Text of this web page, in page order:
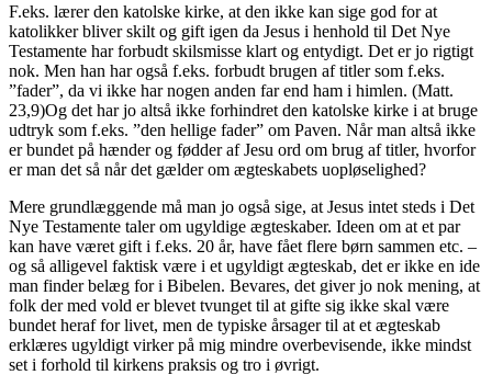
F.eks. lærer den katolske kirke, at den ikke kan sige god for at
katolikker bliver skilt og gift igen da Jesus i henhold til Det Nye
Testamente har forbudt skilsmisse klart og entydigt. Det er jo rigtigt
nok. Men han har også f.eks. forbudt brugen af titler som f.eks.
”fader”, da vi ikke har nogen anden far end ham i himlen. (Matt.
23,9)Og det har jo altså ikke forhindret den katolske kirke i at bruge
udtryk som f.eks. ”den hellige fader” om Paven. Når man altså ikke
er bundet på hænder og fødder af Jesu ord om brug af titler, hvorfor
er man det så når det gælder om ægteskabets uopløselighed?
Mere grundlæggende må man jo også sige, at Jesus intet steds i Det
Nye Testamente taler om ugyldige ægteskaber. Ideen om at et par
kan have været gift i f.eks. 20 år, have fået flere børn sammen etc. –
og så alligevel faktisk være i et ugyldigt ægteskab, det er ikke en ide
man finder belæg for i Bibelen. Bevares, det giver jo nok mening, at
folk der med vold er blevet tvunget til at gifte sig ikke skal være
bundet heraf for livet, men de typiske årsager til at et ægteskab
erklæres ugyldigt virker på mig mindre overbevisende, ikke mindst
set i forhold til kirkens praksis og tro i øvrigt.